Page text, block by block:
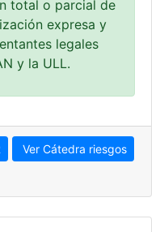
total o parcial de
expresa y
legales
y la ULL.
Ver Cátedra riesgos